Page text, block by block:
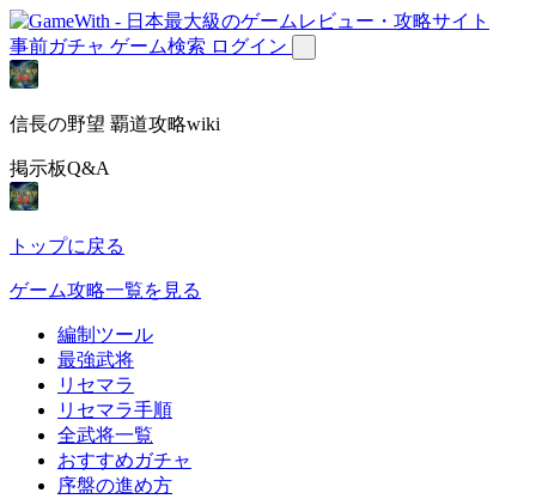
事前ガチャ ゲーム検索 ログイン
信長の野望 覇道攻略wiki
掲示板Q&A
トップに戻る
ゲーム攻略一覧を見る
編制ツール
最強武将
リセマラ
リセマラ手順
全武将一覧
おすすめガチャ
序盤の進め方